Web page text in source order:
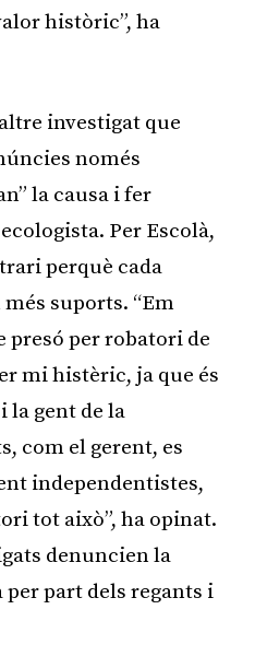
històric”, ha
investigat que
només
la causa i fer
Per Escolà,
perquè cada
suports. “Em
presó per robatori de
mi histèric, ja que és
la gent de la
com el gerent, es
independentistes,
tot això”, ha opinat.
denuncien la
per part dels regants i